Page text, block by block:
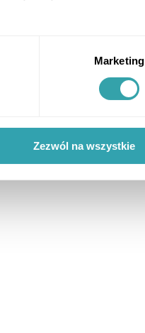
Marketing
Zezwól na wszystkie